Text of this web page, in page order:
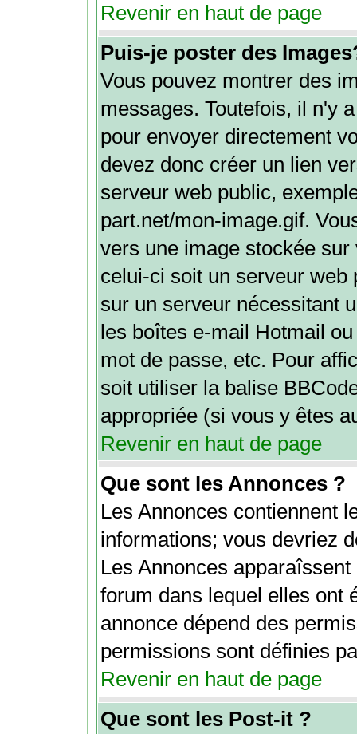
Revenir en haut de page
Puis-je poster des
Vous pouvez montrer des
messages. Toutefois, il n'y
pour envoyer directement
devez donc créer un lien
serveur web public,
part.net/mon-image.gif.
vers une image stockée
celui-ci soit un serveur
sur un serveur nécessitant
les boîtes e-mail Hotmail
mot de passe, etc. Pour
soit utiliser la balise
appropriée (si vous y êtes
Revenir en haut de page
Que sont les Annonces ?
Les Annonces contiennent
informations; vous devriez
Les Annonces
forum dans lequel elles ont
annonce dépend des
permissions sont définies
Revenir en haut de page
Que sont les Post-it ?